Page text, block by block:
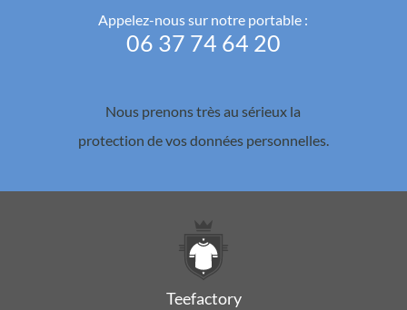
Appelez-nous sur notre portable :
06 37 74 64 20
Nous prenons très au sérieux la
protection de vos données personnelles.
Teefactory